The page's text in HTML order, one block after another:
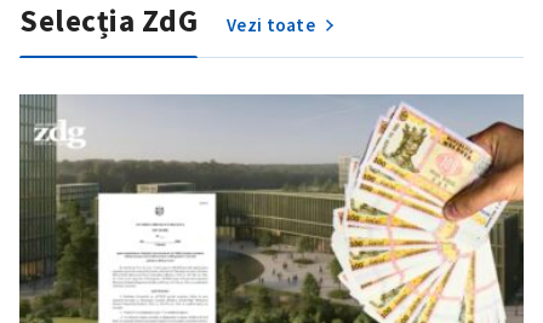
Selecția ZdG Vezi toate